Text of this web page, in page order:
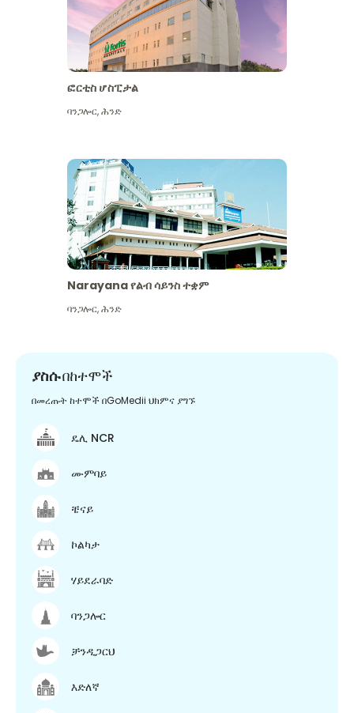
ፎርቲስ ሆስፒታል
ባንጋሎር,ሕንድ
Narayana የልብ ሳይንስ ተቋም
ባንጋሎር,ሕንድ
ያስሱበከተሞች
በመረጡት ከተሞች በGoMedii ህክምና ያግኙ
ዴሊ NCR
ሙምባይ
ቼናይ
ኮልካታ
ሃይደራባድ
ባንጋሎር
ቻንዲጋርህ
እድለኛ